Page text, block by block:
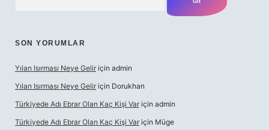
SON YORUMLAR
Yılan Isırması Neye Gelir için admin
Yılan Isırması Neye Gelir için Dorukhan
Türkiyede Adı Ebrar Olan Kaç Kişi Var için admin
Türkiyede Adı Ebrar Olan Kaç Kişi Var için Müge